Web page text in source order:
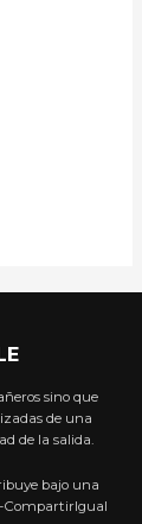
sino que
de una
de la salida.
bajo una
CompartirIgual